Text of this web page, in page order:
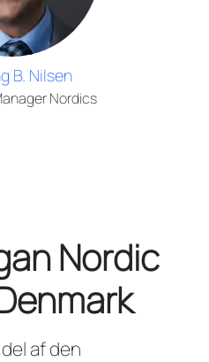
B. Nilsen
Nordics
Nordic
af den